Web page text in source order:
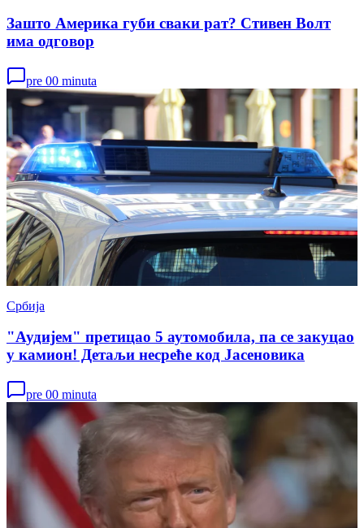
Зашто Америка губи сваки рат? Стивен Волт
има одговор
pre 00 minuta
Србија
"Аудијем" претицао 5 аутомобила, па се закуцао
у камион! Детаљи несреће код Јасеновика
pre 00 minuta